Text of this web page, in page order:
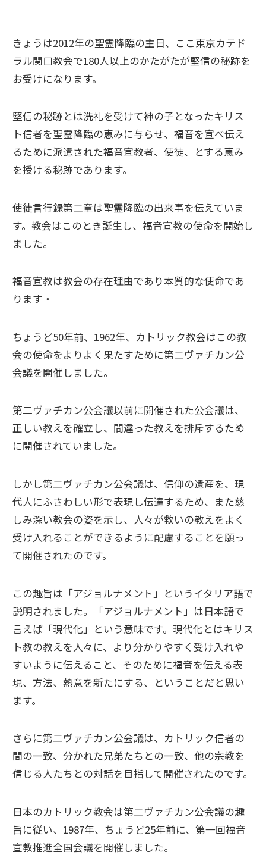
きょうは2012年の聖霊降臨の主日、ここ東京カテド
ラル関口教会で180人以上のかたがたが堅信の秘跡を
お受けになります。
堅信の秘跡とは洗礼を受けて神の子となったキリス
ト信者を聖霊降臨の恵みに与らせ、福音を宣べ伝え
るために派遣された福音宣教者、使徒、とする恵み
を授ける秘跡であります。
使徒言行録第二章は聖霊降臨の出来事を伝えていま
す。教会はこのとき誕生し、福音宣教の使命を開始し
ました。
福音宣教は教会の存在理由であり本質的な使命であ
ります・
ちょうど50年前、1962年、カトリック教会はこの教
会の使命をよりよく果たすために第二ヴァチカン公
会議を開催しました。
第二ヴァチカン公会議以前に開催された公会議は、
正しい教えを確立し、間違った教えを排斥するため
に開催されていました。
しかし第二ヴァチカン公会議は、信仰の遺産を、現
代人にふさわしい形で表現し伝達するため、また慈
しみ深い教会の姿を示し、人々が救いの教えをよく
受け入れることができるように配慮することを願っ
て開催されたのです。
この趣旨は「アジョルナメント」というイタリア語で
説明されました。「アジョルナメント」は日本語で
言えば「現代化」という意味です。現代化とはキリス
ト教の教えを人々に、より分かりやすく受け入れや
すいように伝えること、そのために福音を伝える表
現、方法、熱意を新たにする、ということだと思い
ます。
さらに第二ヴァチカン公会議は、カトリック信者の
間の一致、分かれた兄弟たちとの一致、他の宗教を
信じる人たちとの対話を目指して開催されたのです。
日本のカトリック教会は第二ヴァチカン公会議の趣
旨に従い、1987年、ちょうど25年前に、第一回福音
宣教推進全国会議を開催しました。